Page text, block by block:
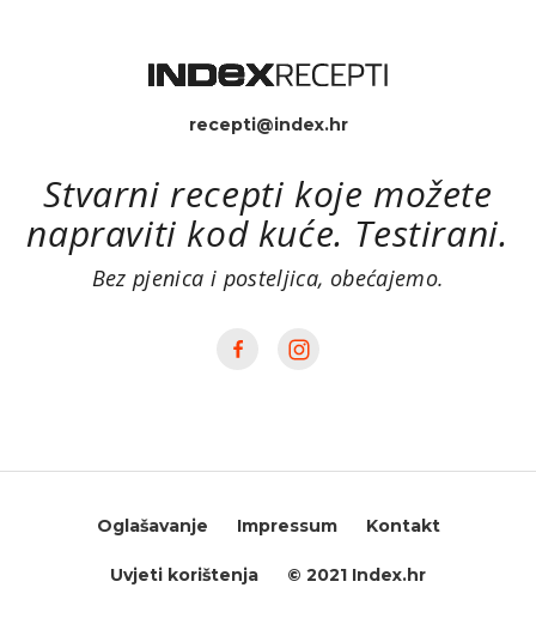
recepti@index.hr
Stvarni recepti koje možete
napraviti kod kuće. Testirani.
Bez pjenica i posteljica, obećajemo.
Oglašavanje Impressum Kontakt
Uvjeti korištenja © 2021 Index.hr